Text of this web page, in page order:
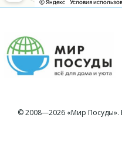
© 2008—2026 «Мир